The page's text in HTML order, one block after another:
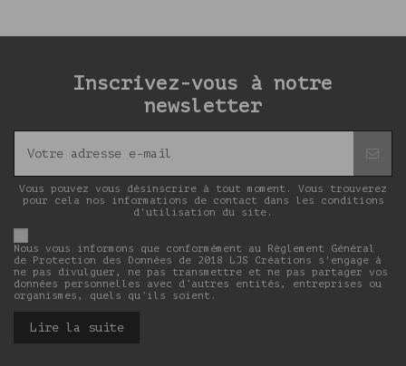
Inscrivez-vous à notre
newsletter
Vous pouvez vous désinscrire à tout moment. Vous trouverez
pour cela nos informations de contact dans les conditions
d'utilisation du site.
Nous vous informons que conformément au Règlement Général
de Protection des Données de 2018 LJS Créations s'engage à
ne pas divulguer, ne pas transmettre et ne pas partager vos
données personnelles avec d’autres entités, entreprises ou
organismes, quels qu’ils soient.
Lire la suite